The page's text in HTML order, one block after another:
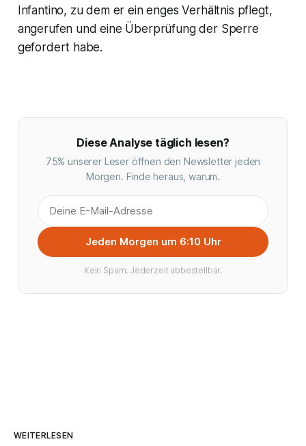
Infantino, zu dem er ein enges Verhältnis pflegt,
angerufen und eine Überprüfung der Sperre
gefordert habe.
Diese Analyse täglich lesen?
75% unserer Leser öffnen den Newsletter jeden
Morgen. Finde heraus, warum.
Jeden Morgen um 6:10 Uhr
Kein Spam. Jederzeit abbestellbar.
WEITERLESEN